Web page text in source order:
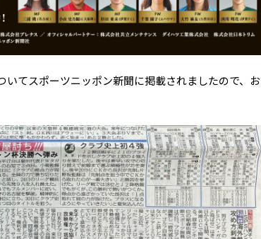
てスポーツニッポン新聞に掲載されましたので、お